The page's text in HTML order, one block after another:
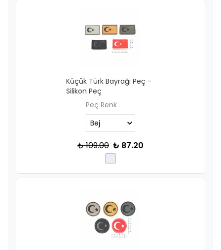
Küçük Türk Bayrağı Peç -
Silikon Peç
Peç Renk
₺ 109.00 ₺ 87.20